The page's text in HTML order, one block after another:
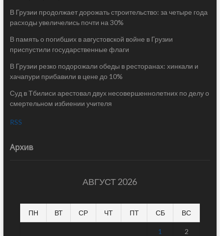
В Грузии продолжает дорожать строительство: за четыре года
расходы увеличелись почти на 30%
В память о погибших в августовской войне в Грузии
приспустили государственные флаги
В Грузии резко подорожали обеды в ресторанах: хинкали и
хачапури прибавили в цене до 10%
Суд в Тбилиси арестовал двух несовершеннолетних по делу о
смертельном избиении учителя
RSS
Архив
АВГУСТ 2026
ПН ВТ СР ЧТ ПТ СБ ВС
1 2